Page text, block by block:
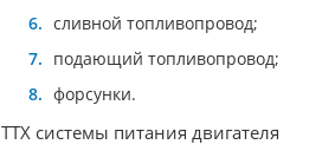
сливной топливопровод;
подающий топливопровод;
форсунки.
ТТХ системы питания двигателя